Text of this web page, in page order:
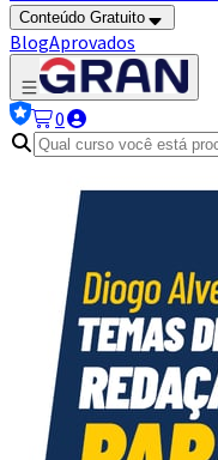
Conteúdo Gratuito
BlogAprovados
0